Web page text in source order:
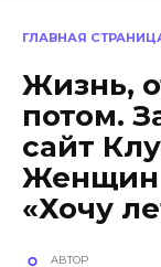
ГЛАВНАЯ
Жизнь,
потом.
сайт
Женщин
«Хочу
АВТОР